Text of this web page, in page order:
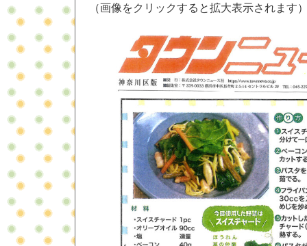
（画像をクリックすると拡大表示されます